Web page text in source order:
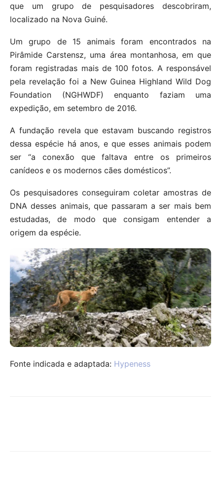
que um grupo de pesquisadores descobriram,
localizado na Nova Guiné.
Um grupo de 15 animais foram encontrados na
Pirâmide Carstensz, uma área montanhosa, em que
foram registradas mais de 100 fotos. A responsável
pela revelação foi a New Guinea Highland Wild Dog
Foundation (NGHWDF) enquanto faziam uma
expedição, em setembro de 2016.
A fundação revela que estavam buscando registros
dessa espécie há anos, e que esses animais podem
ser “a conexão que faltava entre os primeiros
canídeos e os modernos cães domésticos”.
Os pesquisadores conseguiram coletar amostras de
DNA desses animais, que passaram a ser mais bem
estudadas, de modo que consigam entender a
origem da espécie.
Fonte indicada e adaptada: Hypeness